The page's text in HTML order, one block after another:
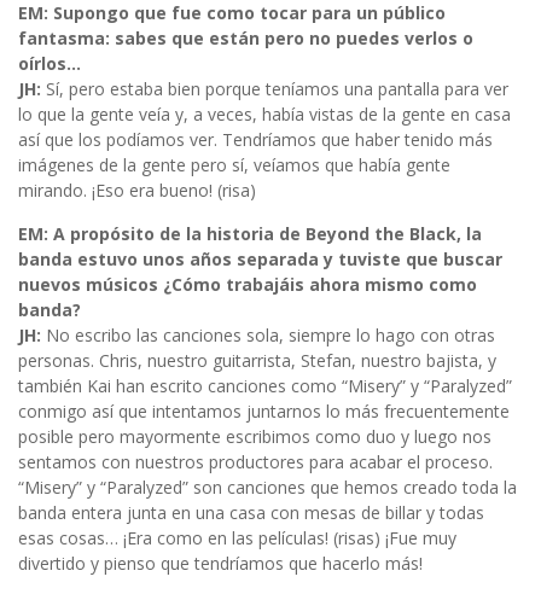
EM: Supongo que fue como tocar para un público
fantasma: sabes que están pero no puedes verlos o
oírlos…
JH: Sí, pero estaba bien porque teníamos una pantalla para ver
lo que la gente veía y, a veces, había vistas de la gente en casa
así que los podíamos ver. Tendríamos que haber tenido más
imágenes de la gente pero sí, veíamos que había gente
mirando. ¡Eso era bueno! (risa)
EM: A propósito de la historia de Beyond the Black, la
banda estuvo unos años separada y tuviste que buscar
nuevos músicos ¿Cómo trabajáis ahora mismo como
banda?
JH: No escribo las canciones sola, siempre lo hago con otras
personas. Chris, nuestro guitarrista, Stefan, nuestro bajista, y
también Kai han escrito canciones como “Misery” y “Paralyzed”
conmigo así que intentamos juntarnos lo más frecuentemente
posible pero mayormente escribimos como duo y luego nos
sentamos con nuestros productores para acabar el proceso.
“Misery” y “Paralyzed” son canciones que hemos creado toda la
banda entera junta en una casa con mesas de billar y todas
esas cosas… ¡Era como en las películas! (risas) ¡Fue muy
divertido y pienso que tendríamos que hacerlo más!